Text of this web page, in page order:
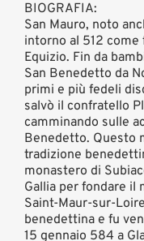
BIOGRAFIA:
San Mauro, noto
intorno al 512
Equizio. Fin da
San Benedetto da
primi e più fedeli
salvò il confratello
camminando sulle
Benedetto. Questo
tradizione
monastero di
Gallia per fondare il
Saint-Maur-sur-
benedettina e fu
15 gennaio 584 a